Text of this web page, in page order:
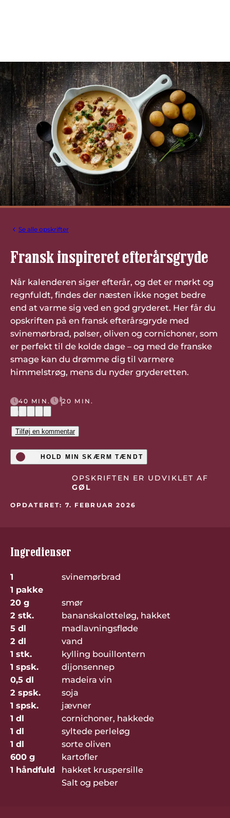
Se alle opskrifter
Fransk inspireret efterårsgryde
Når kalenderen siger efterår, og det er mørkt og
regnfuldt, findes der næsten ikke noget bedre
end at varme sig ved en god gryderet. Her får du
opskriften på en fransk efterårsgryde med
svinemørbrad, pølser, oliven og cornichoner, som
er perfekt til de kolde dage – og med de franske
smage kan du drømme dig til varmere
himmelstrøg, mens du nyder gryderetten.
40 MIN.
20 MIN.
(1)
Tilføj en kommentar
HOLD MIN SKÆRM TÆNDT
OPSKRIFTEN ER UDVIKLET AF
GØL
OPDATERET: 7. FEBRUAR 2026
Ingredienser
1
svinemørbrad
1 pakke
20 g
smør
2 stk.
bananskalotteløg, hakket
5 dl
madlavningsfløde
2 dl
vand
1 stk.
kylling bouillontern
1 spsk.
dijonsennep
0,5 dl
madeira vin
2 spsk.
soja
1 spsk.
jævner
1 dl
cornichoner, hakkede
1 dl
syltede perleløg
1 dl
sorte oliven
600 g
kartofler
1 håndfuld
hakket kruspersille
Salt og peber